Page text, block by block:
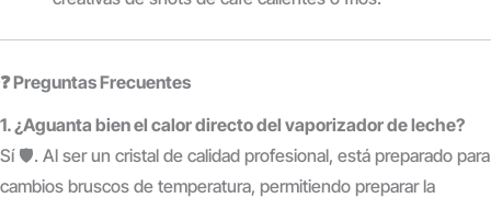
❓ Preguntas Frecuentes
1. ¿Aguanta bien el calor directo del vaporizador de leche?
Sí 🛡️. Al ser un cristal de calidad profesional, está preparado para
cambios bruscos de temperatura, permitiendo preparar la